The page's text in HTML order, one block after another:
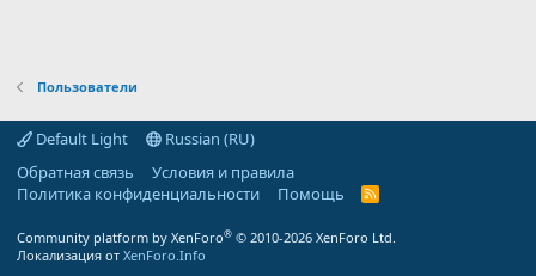
Пользователи
Default Light
Russian (RU)
Обратная связь
Условия и правила
Политика конфиденциальности
Помощь
R
Community platform by XenForo® © 2010-2026 XenForo Ltd.
Локализация от XenForo.Info